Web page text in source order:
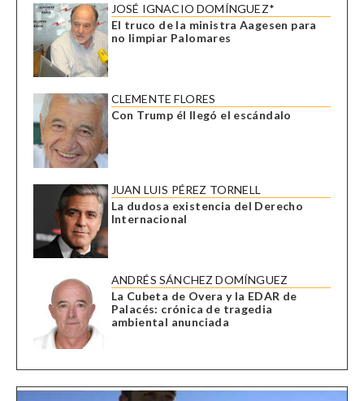
JOSÉ IGNACIO DOMÍNGUEZ*
El truco de la ministra Aagesen para
no limpiar Palomares
CLEMENTE FLORES
Con Trump él llegó el escándalo
JUAN LUIS PÉREZ TORNELL
La dudosa existencia del Derecho
Internacional
ANDRÉS SÁNCHEZ DOMÍNGUEZ
La Cubeta de Overa y la EDAR de
Palacés: crónica de tragedia
ambiental anunciada